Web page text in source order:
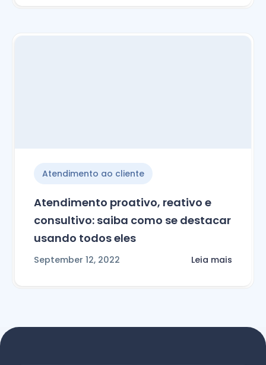
Atendimento ao cliente
Atendimento proativo, reativo e
consultivo: saiba como se destacar
usando todos eles
September 12, 2022 Leia mais